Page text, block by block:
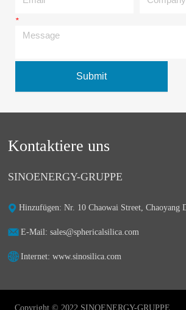
*Message
Submit
Kontaktiere uns
SINOENERGY-GRUPPE
Hinzufügen: Nr. 10 Chaowai Street, Chaoyang
E-Mail: sales@sphericalsilica.com
Internet: www.sinosilica.com
Copyright © 2022 SINOENERGY-GRUPPE